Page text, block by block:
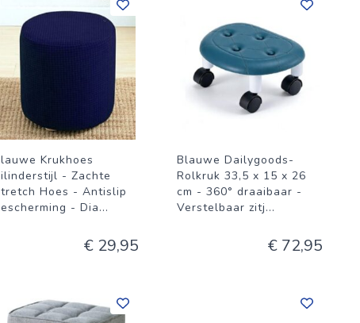
Krukhoes
- Zachte
Hoes - Antislip
- Dia...
€ 29,95
Blauwe Dailygoods-
Rolkruk 33,5 x 15 x 26
cm - 360° draaibaar -
Verstelbaar zitj...
€ 72,95